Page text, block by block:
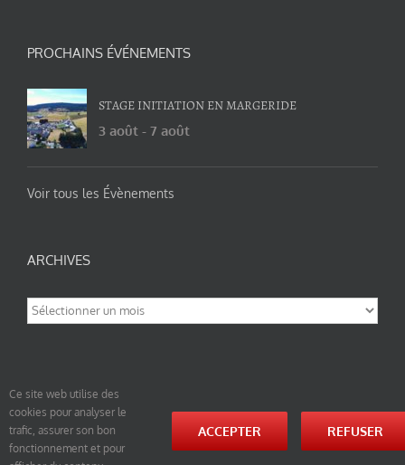
PROCHAINS ÉVÉNEMENTS
STAGE INITIATION EN MARGERIDE
3 août - 7 août
Voir tous les Évènements
ARCHIVES
Archives
© tao-yin.co © TAO-YIN.fr Georges Charles, Hormis les pages https://tao-yin.fr/georges-charles/
et https://tao-yin.fr/san-yiquan-le-poing-des-trois-harmonies/ sous licence Creative Commons
Paternité-Partage des Conditions Initiales à l’Identique 3.0 Unported (photos de ces pages non
Ce site web utilise des
cookies pour analyser le
trafic, assurer son bon
fonctionnement et pour
ACCEPTER REFUSER